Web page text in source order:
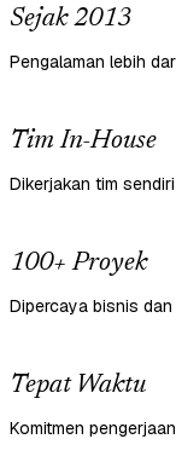
Sejak 2013
Pengalaman lebih
Tim In-House
Dikerjakan tim
100+ Proyek
Dipercaya bisnis
Tepat Waktu
Komitmen